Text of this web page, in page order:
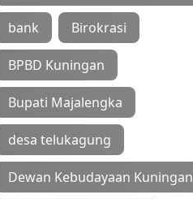
bank Birokrasi
BPBD Kuningan
Bupati Majalengka
desa telukagung
Dewan Kebudayaan Kuningan